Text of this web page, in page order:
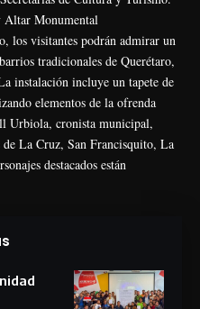
Altar Monumental
los visitantes podrán admirar un
tradicionales de Querétaro,
instalación incluye un tapete de
elementos de la ofrenda
Urbiola, cronista municipal,
La Cruz, San Francisquito, La
destacados están